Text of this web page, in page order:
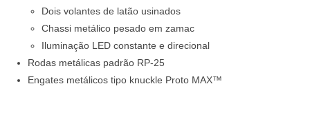
Dois volantes de latão usinados
Chassi metálico pesado em zamac
Iluminação LED constante e direcional
Rodas metálicas padrão RP-25
Engates metálicos tipo knuckle Proto MAX™